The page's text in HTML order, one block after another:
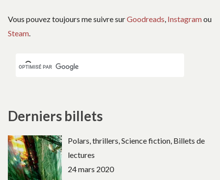
Vous pouvez toujours me suivre surGoodreads, Instagramou
Steam.
Derniers billets
Polars, thrillers, Science fiction, Billets de
lectures
24 mars 2020